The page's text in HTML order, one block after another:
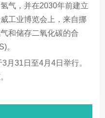
气，并在2030年前建立
工业博览会上，来自挪
和储存二氧化碳的合
。
月31日至4月4日举行。